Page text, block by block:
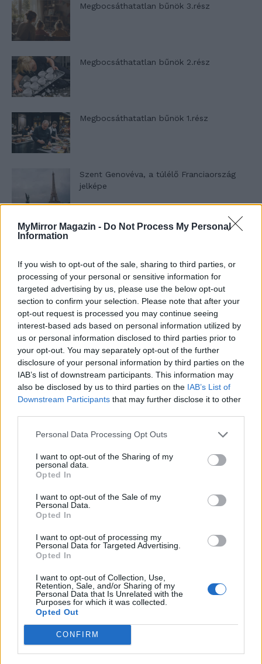
MyMirror Magazin - Do Not Process My Personal
Information
If you wish to opt-out of the sale, sharing to third parties, or
processing of your personal or sensitive information for
targeted advertising by us, please use the below opt-out
section to confirm your selection. Please note that after your
opt-out request is processed you may continue seeing
interest-based ads based on personal information utilized by
us or personal information disclosed to third parties prior to
your opt-out. You may separately opt-out of the further
disclosure of your personal information by third parties on the
IAB’s list of downstream participants. This information may
also be disclosed by us to third parties on the IAB’s List of
Downstream Participants that may further disclose it to other
Personal Data Processing Opt Outs
I want to opt-out of the Sharing of my
personal data.
Opted In
I want to opt-out of the Sale of my
Personal Data.
Opted In
I want to opt-out of processing my
Personal Data for Targeted Advertising.
Opted In
I want to opt-out of Collection, Use,
Retention, Sale, and/or Sharing of my
Personal Data that Is Unrelated with the
Purposes for which it was collected.
Opted Out
CONFIRM
Megbocsáthatatlan bűnök 3.rész
Megbocsáthatatlan bűnök 2.rész
Megbocsáthatatlan bűnök 1.rész
Szent Genovéva, a túlélő Franciaország
jelképe
Minka 12. rész
Minka 11. rész
T. szereti a fiatal lányokat 14. rész
Pedig szóltam… – Miért nem hiszünk a
A legidegesítőbb kifejezések laza
gyűjteménye
Elyna Robbs: Adéle és az örökölt árnyak
A világ legismertebb ruhái